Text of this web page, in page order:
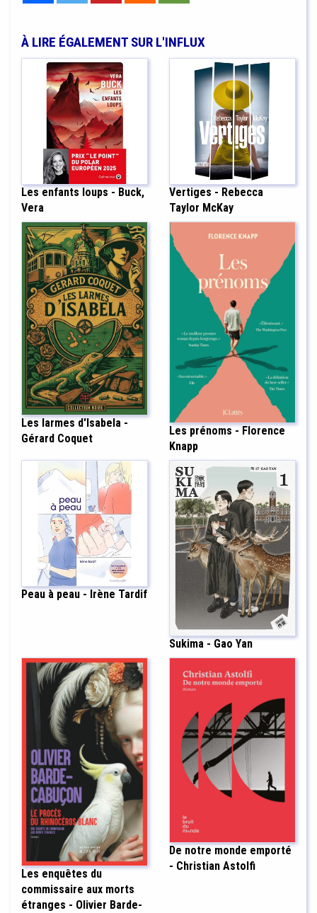
À LIRE ÉGALEMENT SUR L'INFLUX
Les enfants loups - Buck,
Vera
Vertiges - Rebecca
Taylor McKay
Les larmes d'Isabela -
Gérard Coquet
Les prénoms - Florence
Knapp
Peau à peau - Irène Tardif
Sukima - Gao Yan
Les enquêtes du
commissaire aux morts
étranges - Olivier Barde-
De notre monde emporté
- Christian Astolfi